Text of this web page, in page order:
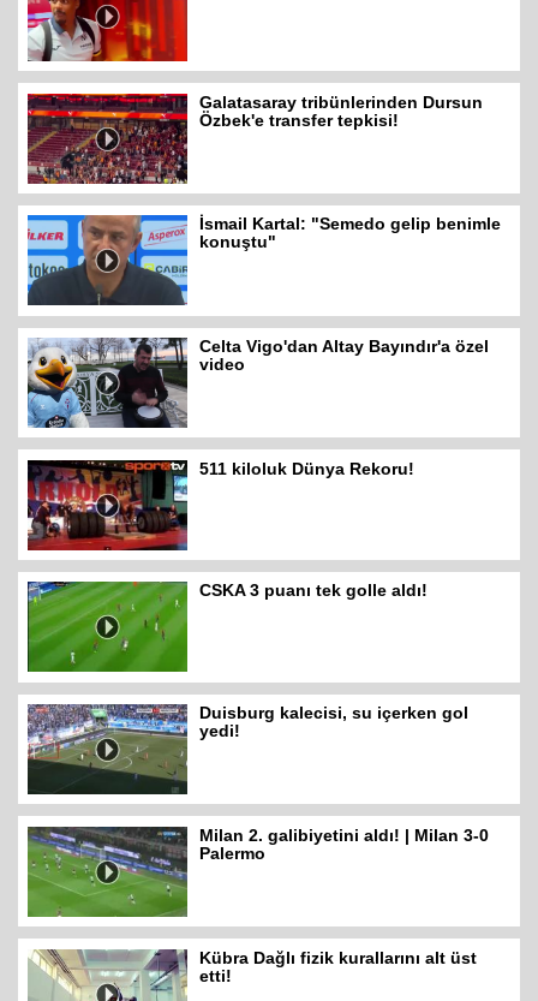
Galatasaray tribünlerinden Dursun
Özbek'e transfer tepkisi!
İsmail Kartal: "Semedo gelip benimle
konuştu"
Celta Vigo'dan Altay Bayındır'a özel
video
511 kiloluk Dünya Rekoru!
CSKA 3 puanı tek golle aldı!
Duisburg kalecisi, su içerken gol
yedi!
Milan 2. galibiyetini aldı! | Milan 3-0
Palermo
Kübra Dağlı fizik kurallarını alt üst
etti!